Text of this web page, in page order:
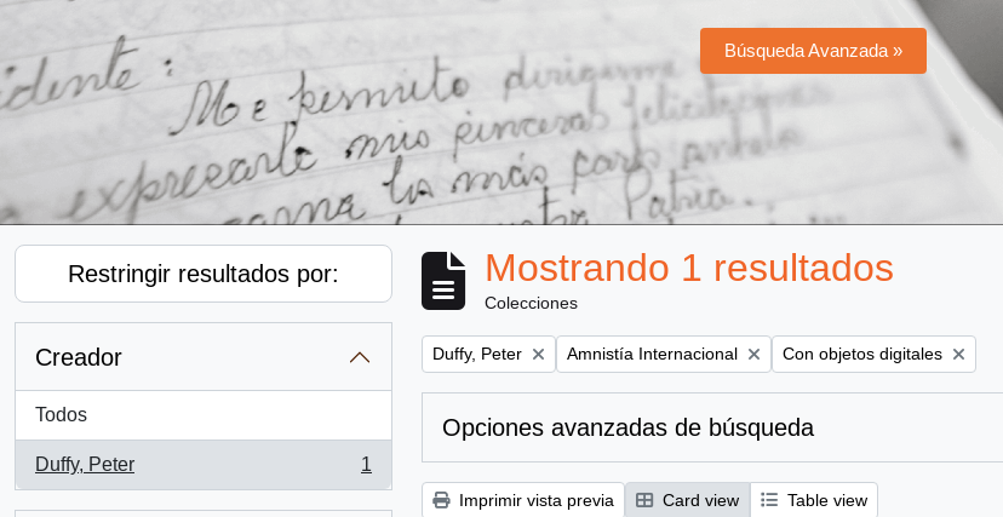
Búsqueda Avanzada »
Restringir resultados por:
Creador
Todos
Duffy, Peter
, 1 resultados
1
Mostrando 1 resultados
Colecciones
Remove filter:
Duffy, Peter Remove filter:
Amnistía Internacional Remove filter:
Con objetos digitales
Opciones avanzadas de búsqueda
Imprimir vista previa Card view Table view